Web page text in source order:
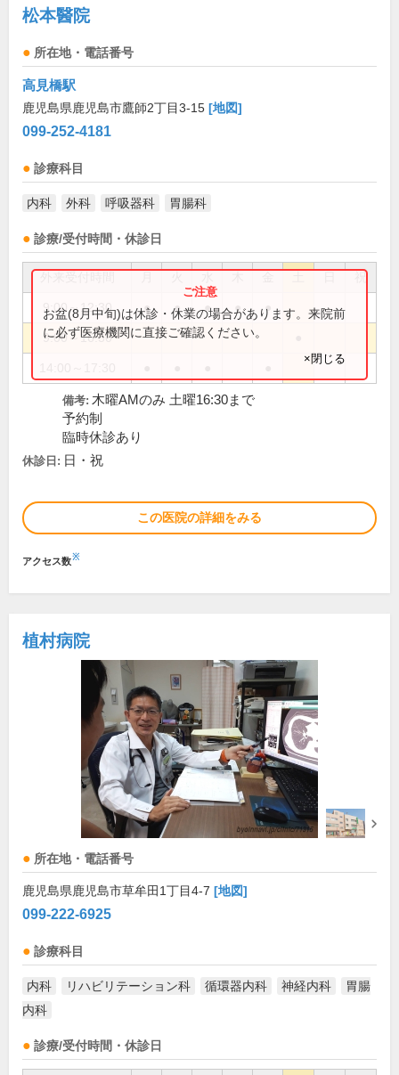
松本醫院
所在地・電話番号
高見橋駅
鹿児島県鹿児島市鷹師2丁目3-15 [地図]
099-252-4181
診療科目
内科 外科 呼吸器科 胃腸科
診療/受付時間・休診日
祝
9:00～12:30 ● ● ● ● ●
9:00～16:30
お盆(8月中旬)は休診・休業の場合があります。来院前
に必ず医療機関に直接ご確認ください。
×閉じる
備考: 木曜AMのみ 土曜16:30まで
予約制
臨時休診あり
休診日: 日・祝
この医院の詳細をみる
アクセス数※
植村病院
所在地・電話番号
鹿児島県鹿児島市草牟田1丁目4-7 [地図]
099-222-6925
診療科目
内科 リハビリテーション科 循環器内科 神経内科
胃腸
内科
診療/受付時間・休診日